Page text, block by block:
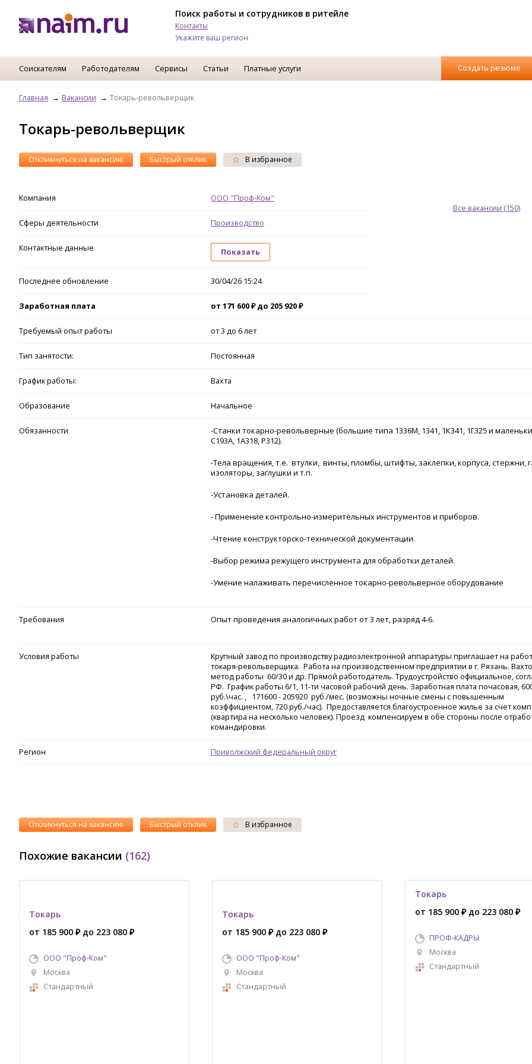
Поиск работы и сотрудников в ритейле
Контакты
Укажите ваш регион
Соискателям Работодателям Сервисы Статьи Платные услуги Создать резюме
Главная Вакансии Токарь-револьверщик
Токарь-револьверщик
Откликнуться на вакансию Быстрый отклик В избранное
Компания
ООО "Проф-Ком"
Все вакансии (150)
Сферы деятельности
Производство
Контактные данные Показать
Последнее обновление 30/04/26 15:24
Заработная плата от 171 600 ₽ до 205 920 ₽
Требуемый опыт работы от 3 до 6 лет
Тип занятости: Постоянная
График работы: Вахта
Образование Начальное
Обязанности
-Станки токарно-револьверные (большие типа 1336М, 1341, 1К341, 1Г325 и
С193А, 1А318, Р312).
-Тела вращения, т.е. втулки, винты, пломбы, штифты, заклепки, корпуса, стержни,
изоляторы, заглушки и т.п.
-Установка деталей.
- Применение контрольно-измерительных инструментов и приборов.
-Чтение конструкторско-технической документации.
-Выбор режима режущего инструмента для обработки деталей.
-Умение налаживать перечисленное токарно-револьверное оборудование
Требования Опыт проведения аналогичных работ от 3 лет, разряд 4-6.
Условия работы
Крупный завод по производству радиоэлектронной аппаратуры приглашает на
токаря-револьверщика. Работа на производственном предприятии в г. Рязань.
метод работы 60/30 и др. Прямой работодатель. Трудоустройство официальное,
РФ. График работы 6/1, 11-ти часовой рабочий день. Заработная плата почасовая,
руб.\час. , 171600 - 205920 руб./мес. (возможны ночные смены с повышенным
коэффициентом, 720 руб./час). Предоставляется благоустроенное жилье за счет
(квартира на несколько человек). Проезд компенсируем в обе стороны после
командировки.
Регион Приволжский федеральный округ
Откликнуться на вакансию Быстрый отклик В избранное
Похожие вакансии (162)
Токарь
от 185 900 ₽ до 223 080 ₽
ООО "Проф-Ком"
Москва
Стандартный
Токарь
от 185 900 ₽ до 223 080 ₽
ООО "Проф-Ком"
Москва
Стандартный
Токарь
от 185 900 ₽ до 223 080 ₽
ПРОФ-КАДРЫ
Москва
Стандартный